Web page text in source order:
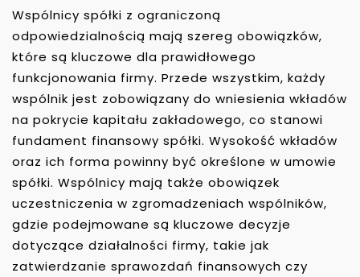
Wspólnicy spółki z ograniczoną
odpowiedzialnością mają szereg obowiązków,
które są kluczowe dla prawidłowego
funkcjonowania firmy. Przede wszystkim, każdy
wspólnik jest zobowiązany do wniesienia wkładów
na pokrycie kapitału zakładowego, co stanowi
fundament finansowy spółki. Wysokość wkładów
oraz ich forma powinny być określone w umowie
spółki. Wspólnicy mają także obowiązek
uczestniczenia w zgromadzeniach wspólników,
gdzie podejmowane są kluczowe decyzje
dotyczące działalności firmy, takie jak
zatwierdzanie sprawozdań finansowych czy